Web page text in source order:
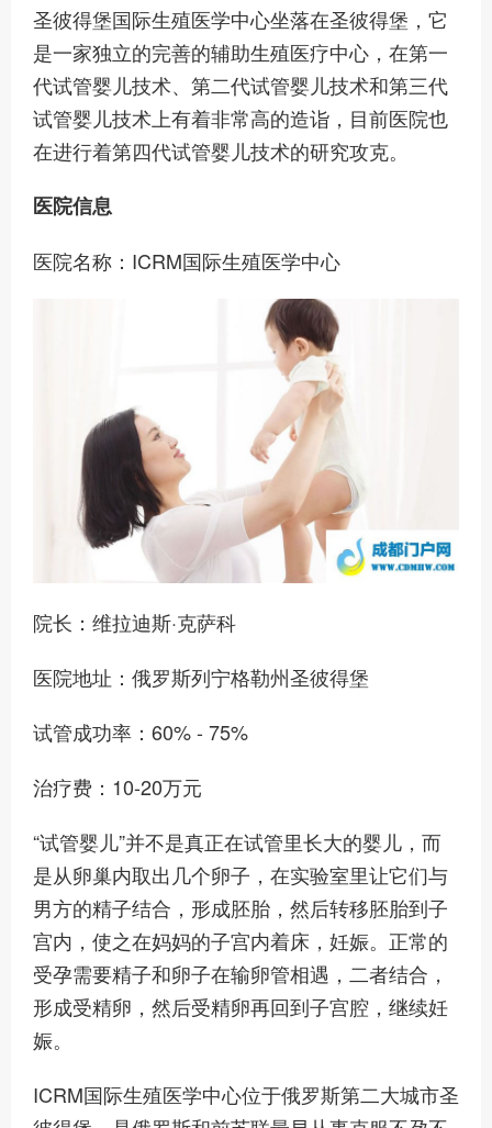
圣彼得堡国际生殖医学中心坐落在圣彼得堡，它
是一家独立的完善的辅助生殖医疗中心，在第一
代试管婴儿技术、第二代试管婴儿技术和第三代
试管婴儿技术上有着非常高的造诣，目前医院也
在进行着第四代试管婴儿技术的研究攻克。
医院信息
医院名称：ICRM国际生殖医学中心
院长：维拉迪斯·克萨科
医院地址：俄罗斯列宁格勒州圣彼得堡
试管成功率：60% - 75%
治疗费：10-20万元
“试管婴儿”并不是真正在试管里长大的婴儿，而
是从卵巢内取出几个卵子，在实验室里让它们与
男方的精子结合，形成胚胎，然后转移胚胎到子
宫内，使之在妈妈的子宫内着床，妊娠。正常的
受孕需要精子和卵子在输卵管相遇，二者结合，
形成受精卵，然后受精卵再回到子宫腔，继续妊
娠。
ICRM国际生殖医学中心位于俄罗斯第二大城市圣